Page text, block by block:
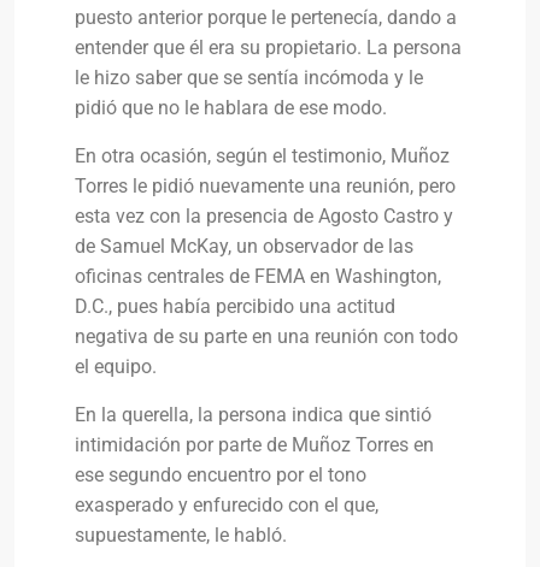
puesto anterior porque le pertenecía, dando a
entender que él era su propietario. La persona
le hizo saber que se sentía incómoda y le
pidió que no le hablara de ese modo.
En otra ocasión, según el testimonio, Muñoz
Torres le pidió nuevamente una reunión, pero
esta vez con la presencia de Agosto Castro y
de Samuel McKay, un observador de las
oficinas centrales de FEMA en Washington,
D.C., pues había percibido una actitud
negativa de su parte en una reunión con todo
el equipo.
En la querella, la persona indica que sintió
intimidación por parte de Muñoz Torres en
ese segundo encuentro por el tono
exasperado y enfurecido con el que,
supuestamente, le habló.